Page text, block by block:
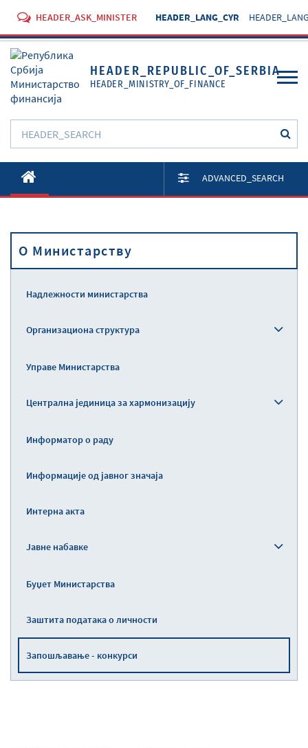
HEADER_ASK_MINISTER HEADER_LANG_CYR
HEADER_REPUBLIC_OF_SERBIA
HEADER_MINISTRY_OF_FINANCE
O Министарству
Активности
Прописи
ADVANCED_SEARCH
O Министарству
Надлежности министарства
Организациона структура
Управе Министарства
Централна јединица за хармонизацију
Информатор о раду
Информације од јавног значаја
Интерна акта
Јавне набавке
Буџет Министарства
Заштита података о личности
Запошљавање - конкурси